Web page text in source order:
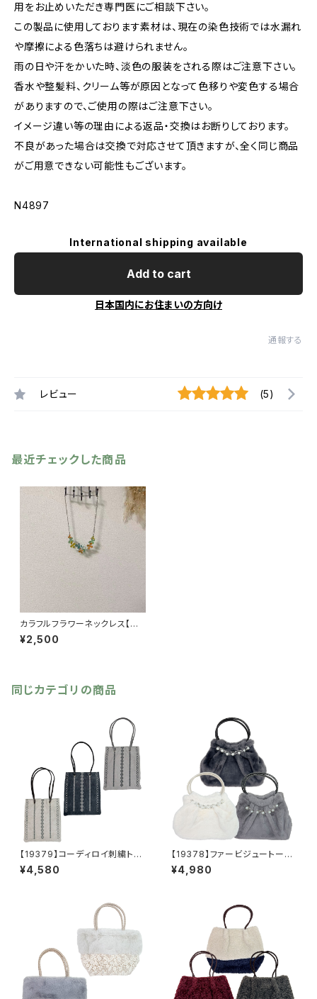
用をお止めいただき専門医にご相談下さい。
この製品に使用しております素材は、現在の染色技術では水漏れ
や摩擦による色落ちは避けられません。
雨の日や汗をかいた時、淡色の服装をされる際はご注意下さい。
香水や整髪料、クリーム等が原因となって色移りや変色する場合
がありますので、ご使用の際はご注意下さい。
イメージ違い等の理由による返品・交換はお断りしております。
不良があった場合は交換で対応させて頂きますが、全く同じ商品
がご用意できない可能性もございます。
N4897
International shipping available
Add to cart
日本国内にお住まいの方向け
通報する
レビュー (5)
最近チェックした商品
カラフルフラワーネックレス【送
料無料】花モチーフ 花ネックレ
ス マグネット式 春夏アク
¥2,500
同じカテゴリの商品
【19379】コーディロイ刺繍トー
トバッグ【送料無料】秋冬バッ
グ 新作
¥4,580
【19378】ファービジュートート
【送料無料】秋冬バッグ 新作
¥4,980